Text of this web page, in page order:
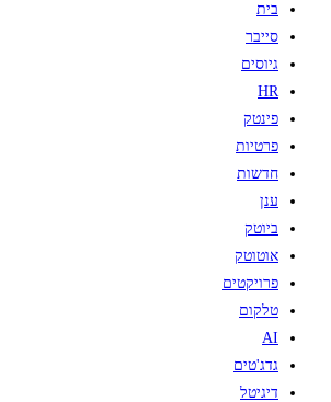
בית
סייבר
גיוסים
HR
פינטק
פרטיות
חדשות
ענן
ביוטק
אוטוטק
פרויקטים
טלקום
AI
גדג'טים
דיגיטל